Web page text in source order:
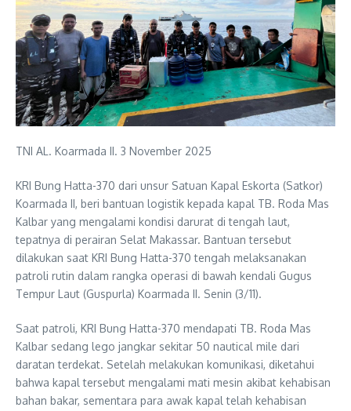
TNI AL. Koarmada II. 3 November 2025
KRI Bung Hatta-370 dari unsur Satuan Kapal Eskorta (Satkor)
Koarmada II, beri bantuan logistik kepada kapal TB. Roda Mas
Kalbar yang mengalami kondisi darurat di tengah laut,
tepatnya di perairan Selat Makassar. Bantuan tersebut
dilakukan saat KRI Bung Hatta-370 tengah melaksanakan
patroli rutin dalam rangka operasi di bawah kendali Gugus
Tempur Laut (Guspurla) Koarmada II. Senin (3/11).
Saat patroli, KRI Bung Hatta-370 mendapati TB. Roda Mas
Kalbar sedang lego jangkar sekitar 50 nautical mile dari
daratan terdekat. Setelah melakukan komunikasi, diketahui
bahwa kapal tersebut mengalami mati mesin akibat kehabisan
bahan bakar, sementara para awak kapal telah kehabisan